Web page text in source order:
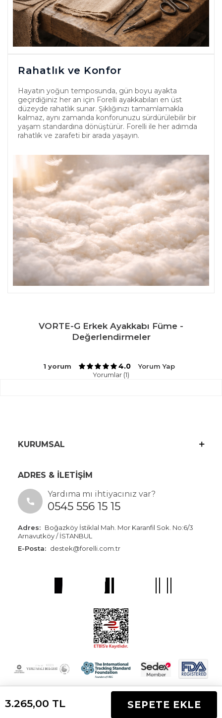
Rahatlık ve Konfor
Hayatın yoğun temposunda, gün boyu ayakta
geçirdiğiniz her an için Forelli ayakkabıları en üst
düzeyde rahatlık sunar. Şıklığınızı tamamlamakla
kalmaz, aynı zamanda konforunuzu sürdürülebilir bir
yaşam standardına dönüştürür. Forelli ile her adımda
rahatlık ve zarafeti bir arada yaşayın.
VORTE-G Erkek Ayakkabı Füme -
Değerlendirmeler
1 yorum 4.0
Yorum Yap
Yorumlar (1)
3.265,00 TL SEPETE EKLE
KURUMSAL
ADRES & İLETİŞİM
Yardıma mı ihtiyacınız var?
0545 556 15 15
Adres: Boğazköy İstiklal Mah. Mor Karanfil Sok. No:6/3
Arnavutköy / İSTANBUL
E-Posta: destek@forelli.com.tr